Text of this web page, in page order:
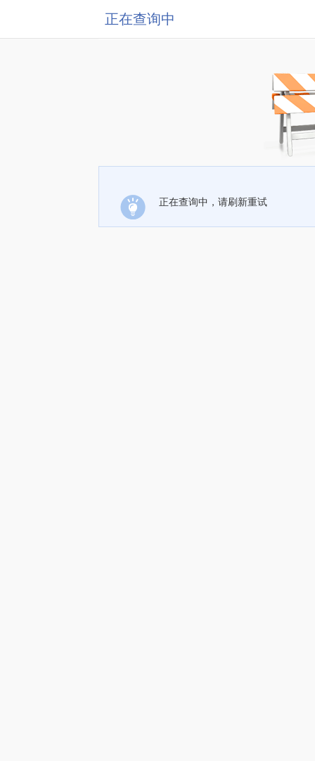
正在查询中
正在查询中，请刷新重试